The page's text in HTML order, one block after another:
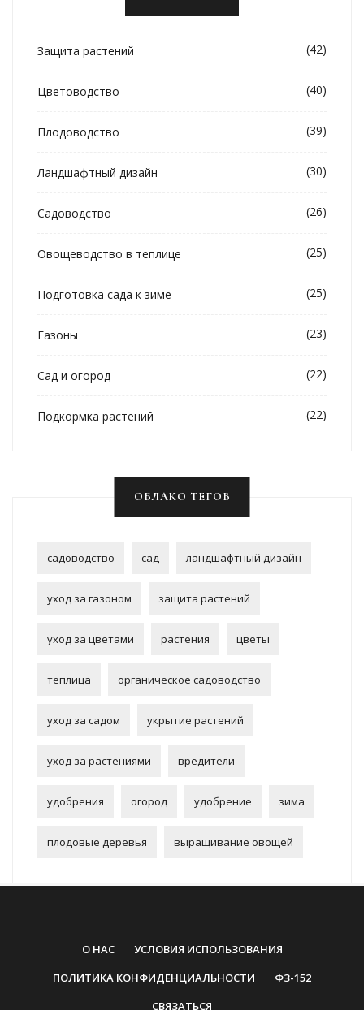
Защита растений (42)
Цветоводство (40)
Плодоводство (39)
Ландшафтный дизайн (30)
Садоводство (26)
Овощеводство в теплице (25)
Подготовка сада к зиме (25)
Газоны (23)
Сад и огород (22)
Подкормка растений (22)
ОБЛАКО ТЕГОВ
садоводство сад ландшафтный дизайн
уход за газоном защита растений
уход за цветами растения цветы
теплица органическое садоводство
уход за садом укрытие растений
уход за растениями вредители
удобрения огород удобрение зима
плодовые деревья выращивание овощей
О НАС
УСЛОВИЯ ИСПОЛЬЗОВАНИЯ
ПОЛИТИКА КОНФИДЕНЦИАЛЬНОСТИ
ФЗ-152
СВЯЗАТЬСЯ